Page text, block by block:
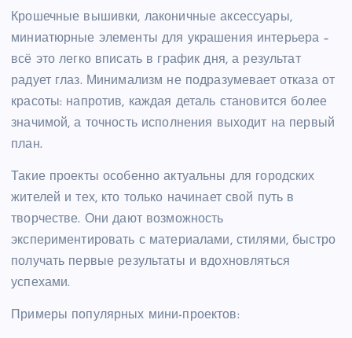
Крошечные вышивки, лаконичные аксессуары,
миниатюрные элементы для украшения интерьера –
всё это легко вписать в график дня, а результат
радует глаз. Минимализм не подразумевает отказа от
красоты: напротив, каждая деталь становится более
значимой, а точность исполнения выходит на первый
план.
Такие проекты особенно актуальны для городских
жителей и тех, кто только начинает свой путь в
творчестве. Они дают возможность
экспериментировать с материалами, стилями, быстро
получать первые результаты и вдохновляться
успехами.
Примеры популярных мини-проектов: